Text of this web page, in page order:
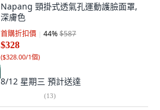
Napang 頸掛式透氣孔運動護臉面罩,
深膚色
首購折扣價 44%$587
$328
($328.00/1個)
8/12 星期三 預計送達
(13)